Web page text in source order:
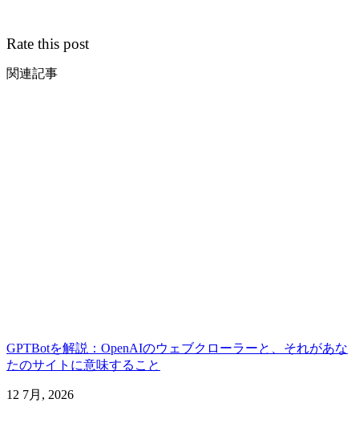
Rate this post
関連記事
GPTBotを解説：OpenAIのウェブクローラーと、それがあな
たのサイトに意味すること
12 7月, 2026